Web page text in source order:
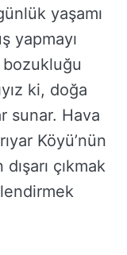
yaşamı
yapmayı
bozukluğu
ki, doğa
sunar. Hava
Köyü’nün
çıkmak